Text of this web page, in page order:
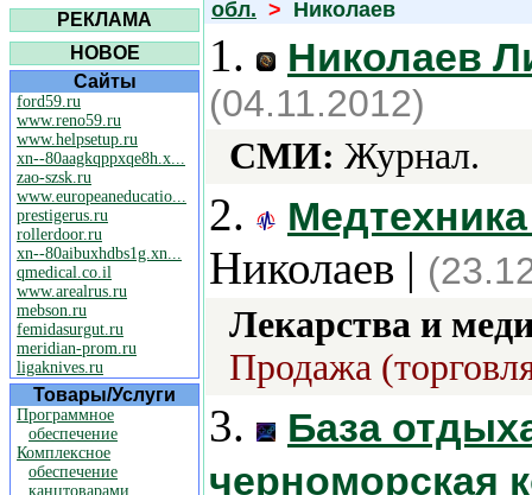
РЕКЛАМА
НОВОЕ
Сайты
ford59.ru
www.reno59.ru
www.helpsetup.ru
xn--80aagkqppxqe8h.x...
zao-szsk.ru
www.europeaneducatio...
prestigerus.ru
rollerdoor.ru
xn--80aibuxhdbs1g.xn...
qmedical.co.il
www.arealrus.ru
mebson.ru
femidasurgut.ru
meridian-prom.ru
ligaknives.ru
Товары/Услуги
Программное
обеспечение
Комплексное
обеспечение
канцтоварами
обл. > Николаев
1. Николаев
(04.11.2012)
СМИ: Журнал.
2.
Николаев |
Лекарства и
Продажа
3.
База
черноморская